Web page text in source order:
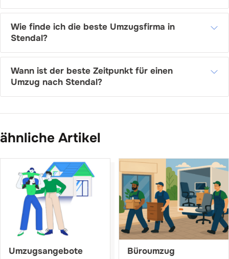
Wie finde ich die beste Umzugsfirma in
Stendal?
Wann ist der beste Zeitpunkt für einen
Umzug nach Stendal?
ähnliche Artikel
Umzugsangebote Büroumzug